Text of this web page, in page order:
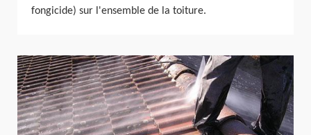
fongicide) sur l'ensemble de la toiture.